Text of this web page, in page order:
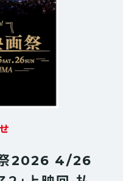
祭2026 4/26